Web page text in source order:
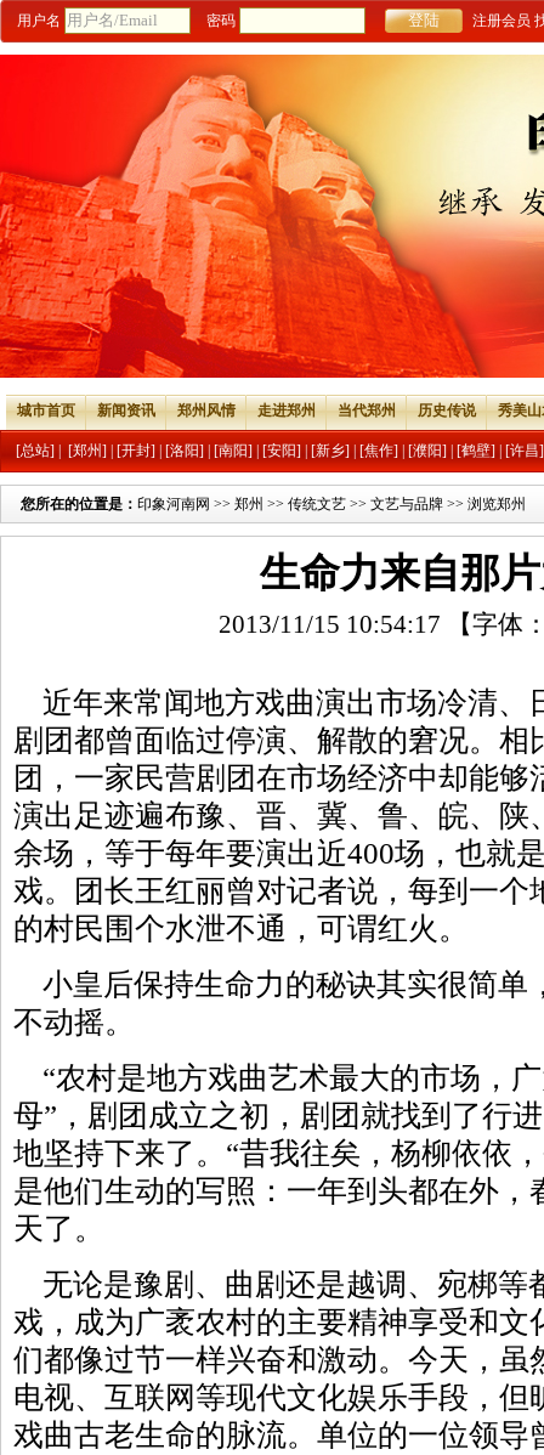
用户名 密码 注册会员
城市首页 新闻资讯 郑州风情 走进郑州 当代郑州 历史传说 秀美
[总站] [郑州] [开封] [洛阳] [南阳] [安阳] [新乡] [焦作] [濮阳] [鹤壁] [许昌]
您所在的位置是： 印象河南网 >> 郑州 >> 传统文艺 >> 文艺与品牌 >> 浏览郑州
生命力来自那
2013/11/15 10:54:17 【字体
近年来常闻地方戏曲演出市场冷清、
剧团都曾面临过停演、解散的窘况。
团，一家民营剧团在市场经济中却能够
演出足迹遍布豫、晋、冀、鲁、皖、陕
余场，等于每年要演出近400场，也就
戏。团长王红丽曾对记者说，每到一个
的村民围个水泄不通，可谓红火。
小皇后保持生命力的秘诀其实很简单
不动摇。
“农村是地方戏曲艺术最大的市场，
母”，剧团成立之初，剧团就找到了行
地坚持下来了。“昔我往矣，杨柳依依
是他们生动的写照：一年到头都在外，
天了。
无论是豫剧、曲剧还是越调、宛梆等
戏，成为广袤农村的主要精神享受和文
们都像过节一样兴奋和激动。今天，虽
电视、互联网等现代文化娱乐手段，但
戏曲古老生命的脉流。单位的一位领导